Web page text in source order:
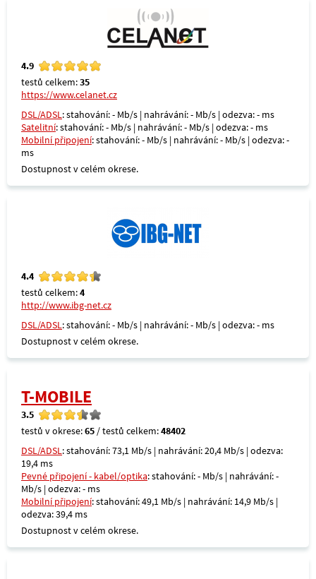
4.9
testů celkem:35
https://www.celanet.cz
DSL/ADSL: stahování: - Mb/s | nahrávání: - Mb/s | odezva: - ms
Satelitní: stahování: - Mb/s | nahrávání: - Mb/s | odezva: - ms
Mobilní připojení: stahování: - Mb/s | nahrávání: - Mb/s | odezva: -
ms
Dostupnost v celém okrese.
4.4
testů celkem:4
http://www.ibg-net.cz
DSL/ADSL: stahování: - Mb/s | nahrávání: - Mb/s | odezva: - ms
Dostupnost v celém okrese.
T-MOBILE
3.5
testů v okrese:65 / testů celkem:48402
DSL/ADSL: stahování: 73,1 Mb/s | nahrávání: 20,4 Mb/s | odezva:
19,4 ms
Pevné připojení - kabel/optika: stahování: - Mb/s | nahrávání: -
Mb/s | odezva: - ms
Mobilní připojení: stahování: 49,1 Mb/s | nahrávání: 14,9 Mb/s |
odezva: 39,4 ms
Dostupnost v celém okrese.